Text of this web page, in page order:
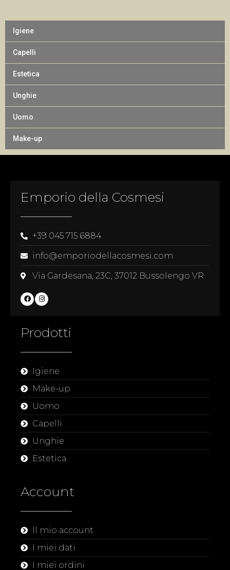
Igiene
Capelli
Estetica
Unghie
Uomo
Make-up
Emporio della Cosmesi
+39 045 715 6884
info@emporiodellacosmesi.com
Via Gardesana, 23C, 37012 Bussolengo VR
Prodotti
Igiene
Make-up
Uomo
Capelli
Unghie
Estetica
Account
Il mio account
I miei dati
I miei ordini